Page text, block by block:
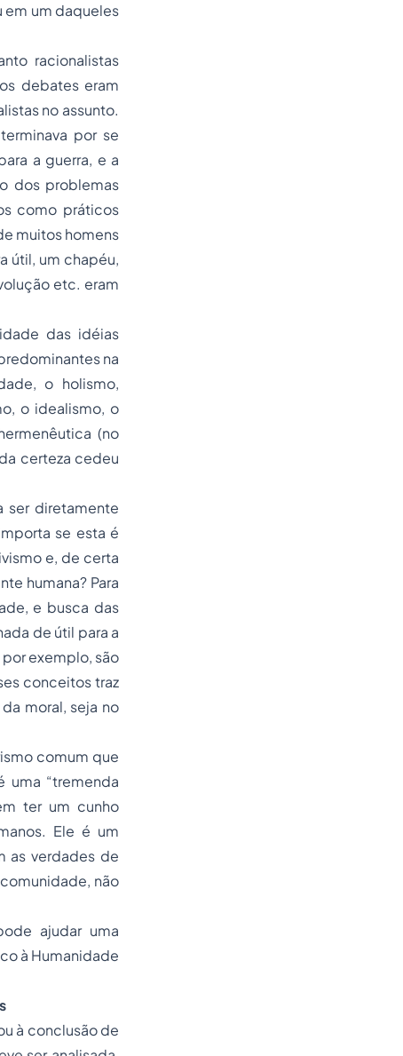
em um daqueles
racionalistas
debates eram
no assunto.
por se
a guerra, e a
dos problemas
como práticos
muitos homens
útil, um chapéu,
etc. eram
das idéias
na
o holismo,
o idealismo, o
(no
certeza cedeu
ser diretamente
se esta é
e, de certa
humana? Para
e busca das
de útil para a
exemplo, são
conceitos traz
moral, seja no
comum que
uma “tremenda
ter um cunho
Ele é um
as verdades de
não
ajudar uma
à Humanidade
à conclusão de